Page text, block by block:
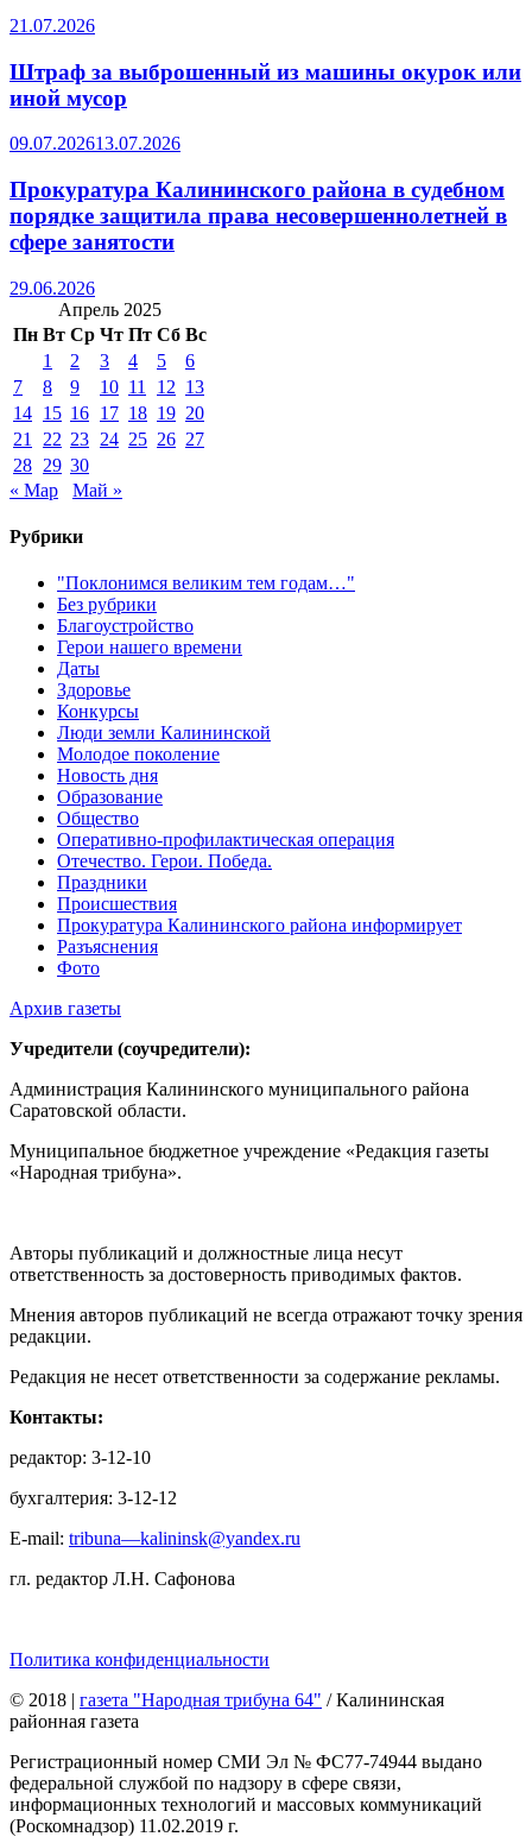
21.07.2026
Штраф за выброшенный из машины окурок или
иной мусор
09.07.202613.07.2026
Прокуратура Калининского района в судебном
порядке защитила права несовершеннолетней в
сфере занятости
29.06.2026
Апрель 2025
Пн Вт Ср Чт Пт Сб Вс
1
2 3 4 5
6
7
8 9 10 11 12 13
14 15 16 17 18 19 20
21
22 23 24 25 26 27
28 29 30
« Мар
Май »
Рубрики
"Поклонимся великим тем годам…"
Без рубрики
Благоустройство
Герои нашего времени
Даты
Здоровье
Конкурсы
Люди земли Калининской
Молодое поколение
Новость дня
Образование
Общество
Оперативно-профилактическая операция
Отечество. Герои. Победа.
Праздники
Происшествия
Прокуратура Калининского района информирует
Разъяснения
Фото
Архив газеты
Учредители (соучредители):
Администрация Калининского муниципального района
Саратовской области.
Муниципальное бюджетное учреждение «Редакция газеты
«Народная трибуна».
Авторы публикаций и должностные лица несут
ответственность за достоверность приводимых фактов.
Мнения авторов публикаций не всегда отражают точку зрения
редакции.
Редакция не несет ответственности за содержание рекламы.
Контакты:
редактор: 3-12-10
бухгалтерия: 3-12-12
E-mail: tribuna—kalininsk@yandex.ru
гл. редактор Л.Н. Сафонова
Политика конфиденциальности
© 2018 | газета "Народная трибуна 64" / Калининская
районная газета
Регистрационный номер СМИ Эл № ФС77-74944 выдано
федеральной службой по надзору в сфере связи,
информационных технологий и массовых коммуникаций
(Роскомнадзор) 11.02.2019 г.